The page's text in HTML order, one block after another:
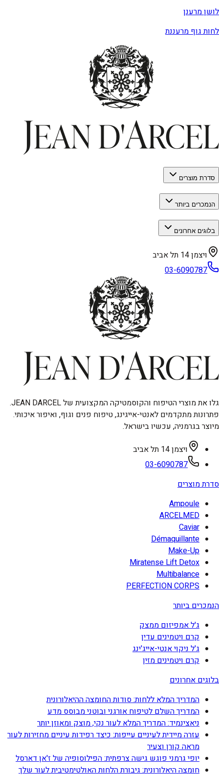
לושן מרענן
לחות גוף מרעננת
סדרת מוצרים
הנמכרים ביותר
בלוגים אחרונים
ויצמן 14 תל אביב
03-6090787
גלו את מוצרי הטיפוח והקוסמטיקה המקצועית של JEAN DARCEL.
פתרונות מתקדמים לאנטי-אייגינג, טיפוח פנים וגוף, ואיפור איכותי.
מיוצר בגרמניה, עכשיו בישראל.
ויצמן 14 תל אביב
03-6090787
סדרת מוצרים
Ampoule
ARCELMED
Caviar
Démaquillante
Make-Up
Miratense Lift Detox
Multibalance
PERFECTION CORPS
הנמכרים ביותר
ג'ל אמפיזום ממצק
קרם ויטמינים עדין
ג'ל ניקוי אנטי-אייג'ינג
קרם ויטמינים מזין
בלוגים אחרונים
המדריך המלא ללחות: סודות החומצה ההיאלורונית
המדריך השלם לטיפוח אורגני ובוטני מבוסס מדע
ניאצינמיד: המדריך המלא לעור נקי, מוצק ומאוזן יותר
עזרה מיידית לעיניים עייפות: כיצד רפידות עיניים מחזירות לעור
מראה קורן וצעיר
יופי גרמני פוגש גישה צרפתית: הפילוסופיה של ז'אן דארסל
חומצה היאלורונית: גיבורת הלחות האולטימטיבית לעור שלך